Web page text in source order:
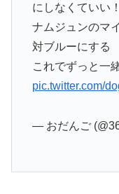
にしなくていい！
ナムジュンのマ
対ブルーにする
これでずっと一
pic.twitter.com/
— おだんご